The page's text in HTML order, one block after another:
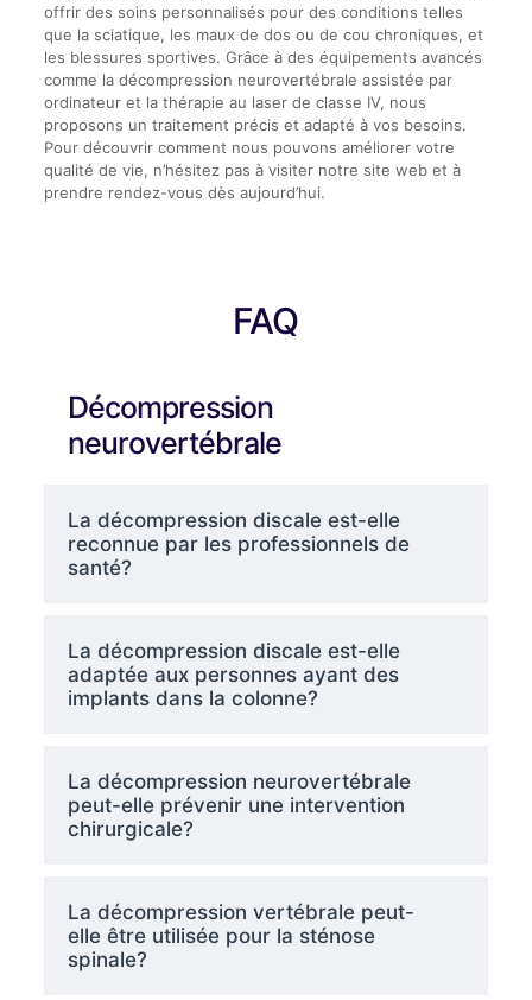
offrir des soins personnalisés pour des conditions telles
que la sciatique, les maux de dos ou de cou chroniques, et
les blessures sportives. Grâce à des équipements avancés
comme la décompression neurovertébrale assistée par
ordinateur et la thérapie au laser de classe IV, nous
proposons un traitement précis et adapté à vos besoins.
Pour découvrir comment nous pouvons améliorer votre
qualité de vie, n’hésitez pas à visiter notre site web et à
prendre rendez-vous dès aujourd’hui.
FAQ
Décompression
neurovertébrale
La décompression discale est-elle
reconnue par les professionnels de
santé?
La décompression discale est-elle
adaptée aux personnes ayant des
implants dans la colonne?
La décompression neurovertébrale
peut-elle prévenir une intervention
chirurgicale?
La décompression vertébrale peut-
elle être utilisée pour la sténose
spinale?